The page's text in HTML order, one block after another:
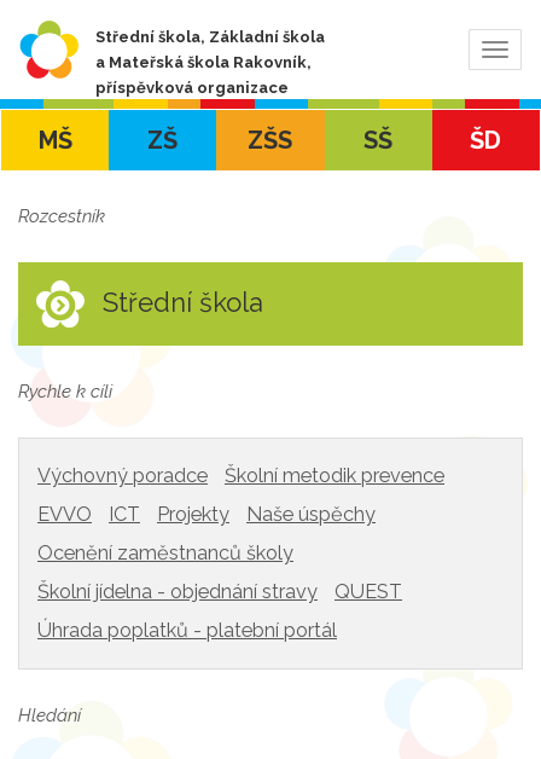
Střední škola, Základní škola
a Mateřská škola Rakovník,
příspěvková organizace
MŠ ZŠ ZŠS SŠ ŠD
Rozcestník
Střední škola
Rychle k cíli
Výchovný poradce
Školní metodik prevence
EVVO
ICT Projekty
Naše úspěchy
Ocenění zaměstnanců školy
Školní jídelna - objednání stravy
QUEST
Úhrada poplatků - platební portál
Hledání